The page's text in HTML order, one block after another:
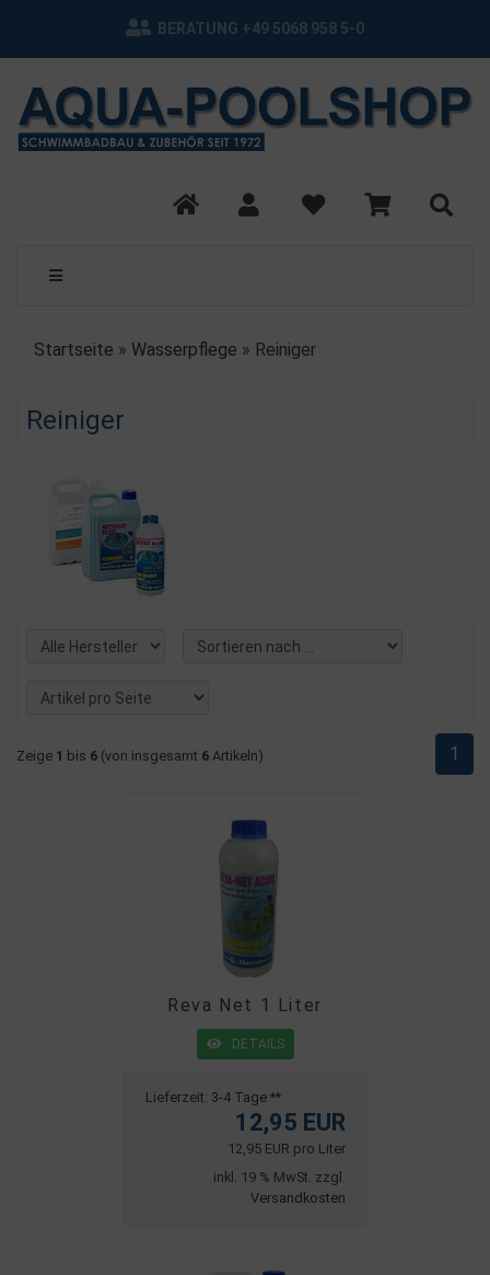
BERATUNG +49 5068 958 5-0
Startseite » Wasserpflege » Reiniger
Reiniger
Zeige 1 bis 6 (von insgesamt 6 Artikeln) 1
Reva Net 1 Liter
DETAILS
Lieferzeit: 3-4 Tage **
12,95 EUR
12,95 EUR pro Liter
inkl. 19 % MwSt. zzgl.
Versandkosten